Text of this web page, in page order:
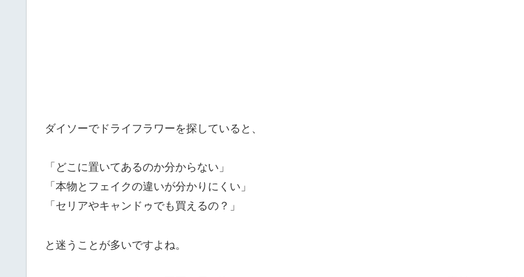
ダイソーでドライフラワーを探していると、
「どこに置いてあるのか分からない」
「本物とフェイクの違いが分かりにくい」
「セリアやキャンドゥでも買えるの？」
と迷うことが多いですよね。